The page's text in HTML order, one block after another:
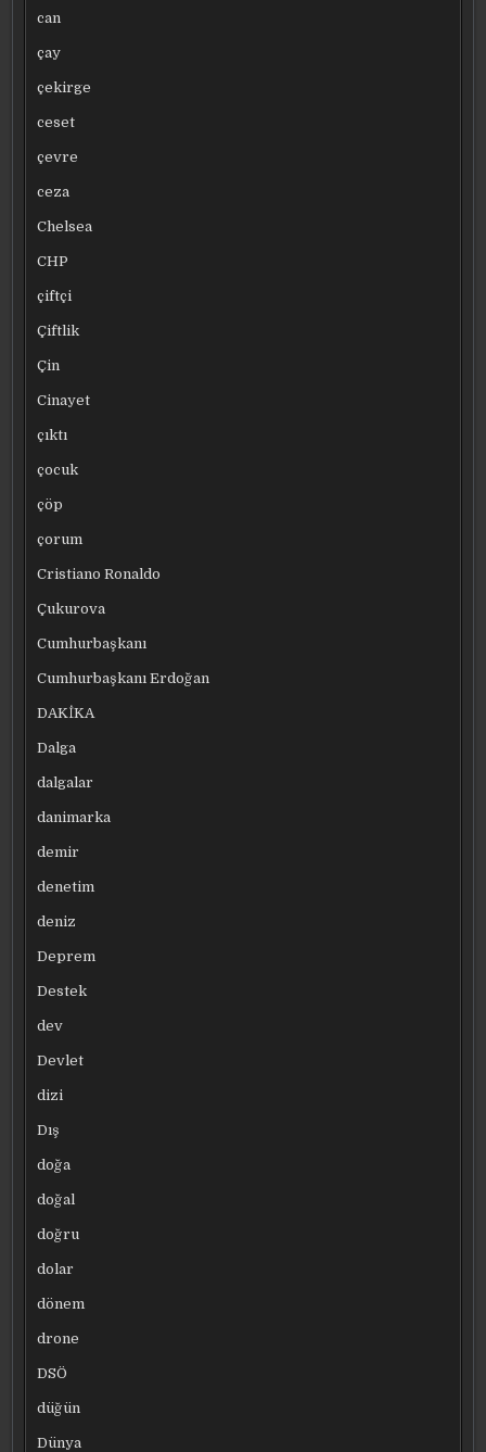
can
çay
çekirge
ceset
çevre
ceza
Chelsea
CHP
çiftçi
Çiftlik
Çin
Cinayet
çıktı
çocuk
çöp
çorum
Cristiano Ronaldo
Çukurova
Cumhurbaşkanı
Cumhurbaşkanı Erdoğan
DAKİKA
Dalga
dalgalar
danimarka
demir
denetim
deniz
Deprem
Destek
dev
Devlet
dizi
Dış
doğa
doğal
doğru
dolar
dönem
drone
DSÖ
düğün
Dünya